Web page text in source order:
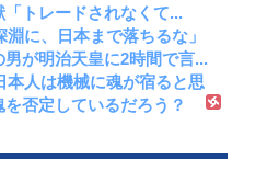
トレードされなくて...
淵に、日本まで落ちるな」
が明治天皇に2時間で言...
本人は機械に魂が宿ると思
否定しているだろう？